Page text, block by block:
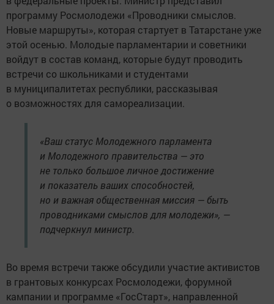
программу Росмолодежи «Проводники смыслов.
Новые маршруты», которая стартует в Татарстане уже
этой осенью. Молодые парламентарии и советники
войдут в состав команд, которые будут проводить
встречи со школьниками и студентами
в муниципалитетах республики, рассказывая
о возможностях для самореализации.
«Ваш статус Молодежного парламента
и Молодежного правительства — это
не только большое личное достижение
и показатель ваших способностей,
но и важная общественная миссия — быть
проводниками смыслов для молодежи», —
подчеркнул министр.
Во время встречи также обсудили участие активистов
в грантовых конкурсах Росмолодежи, форумной
кампании и программе «ГосСтарт», направленной